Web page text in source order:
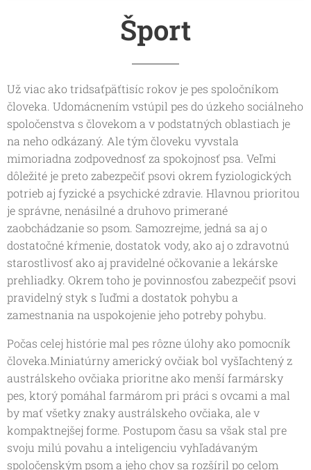
Šport
Už viac ako tridsaťpäťtisíc rokov je pes spoločníkom
človeka. Udomácnením vstúpil pes do úzkeho sociálneho
spoločenstva s človekom a v podstatných oblastiach je
na neho odkázaný. Ale tým človeku vyvstala
mimoriadna zodpovednosť za spokojnosť psa. Veľmi
dôležité je preto zabezpečiť psovi okrem fyziologických
potrieb aj fyzické a psychické zdravie. Hlavnou prioritou
je správne, nenásilné a druhovo primerané
zaobchádzanie so psom. Samozrejme, jedná sa aj o
dostatočné kŕmenie, dostatok vody, ako aj o zdravotnú
starostlivosť ako aj pravidelné očkovanie a lekárske
prehliadky. Okrem toho je povinnosťou zabezpečiť psovi
pravidelný styk s ľuďmi a dostatok pohybu a
zamestnania na uspokojenie jeho potreby pohybu.
Počas celej histórie mal pes rôzne úlohy ako pomocník
človeka.Miniatúrny americký ovčiak bol vyšľachtený z
austrálskeho ovčiaka prioritne ako menší farmársky
pes, ktorý pomáhal farmárom pri práci s ovcami a mal
by mať všetky znaky austrálskeho ovčiaka, ale v
kompaktnejšej forme. Postupom času sa však stal pre
svoju milú povahu a inteligenciu vyhľadávaným
spoločenským psom a jeho chov sa rozšíril po celom